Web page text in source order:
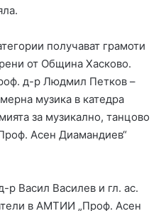
получават грамоти
от Община Хасково.
д-р Людмил Петков –
музика в катедра
за музикално, танцово
Асен Диамандиев“
р Васил Василев и гл. ас.
в АМТИИ „Проф. Асен